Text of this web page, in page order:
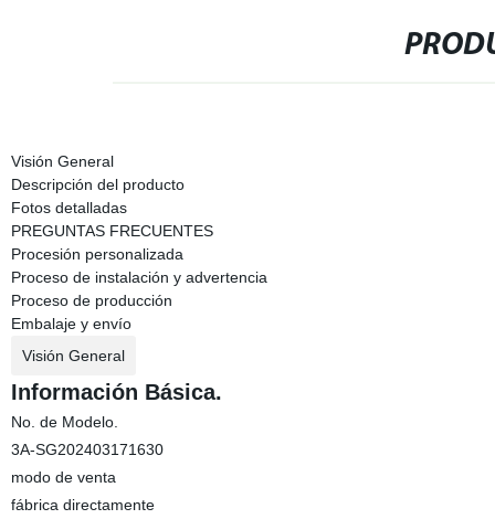
Visión General
Descripción del producto
Fotos detalladas
PREGUNTAS FRECUENTES
Procesión personalizada
Proceso de instalación y advertencia
Proceso de producción
Embalaje y envío
Visión General
Información Básica.
No. de Modelo.
3A-SG202403171630
modo de venta
fábrica directamente